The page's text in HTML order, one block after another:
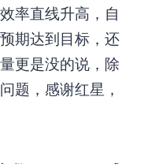
率直线升高，自
期达到目标，还
更是没的说，除
题，感谢红星，